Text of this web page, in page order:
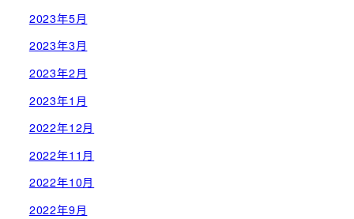
2023年5月
2023年3月
2023年2月
2023年1月
2022年12月
2022年11月
2022年10月
2022年9月